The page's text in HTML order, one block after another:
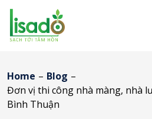
Home – Blog –
Đơn vị thi công nhà màng, nhà
Bình Thuận